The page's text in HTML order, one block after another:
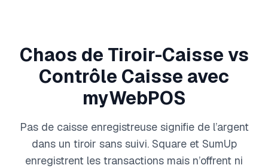
Chaos de Tiroir-Caisse vs
Contrôle Caisse avec
myWebPOS
Pas de caisse enregistreuse signifie de l’argent
dans un tiroir sans suivi. Square et SumUp
enregistrent les transactions mais n’offrent ni